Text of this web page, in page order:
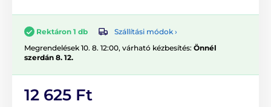
Rektáron 1 db
Szállítási módok ›
Megrendelések 10. 8. 12:00, várható kézbesítés: Önnél
szerdán 8. 12.
12 625 Ft